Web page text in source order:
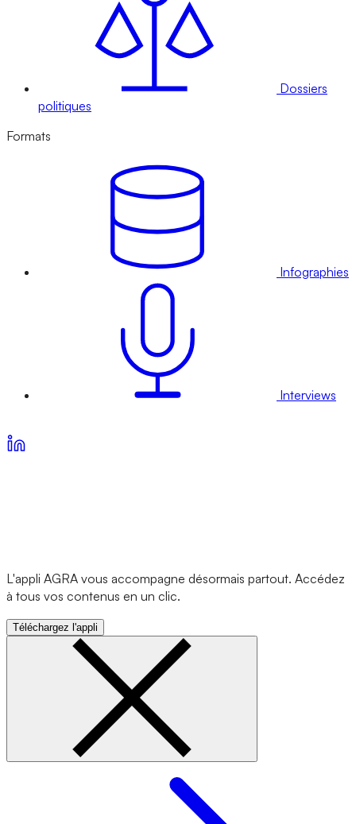
Dossiers
politiques
Formats
Infographies
Interviews
L'appli AGRA vous accompagne désormais partout. Accédez
à tous vos contenus en un clic.
Téléchargez l'appli